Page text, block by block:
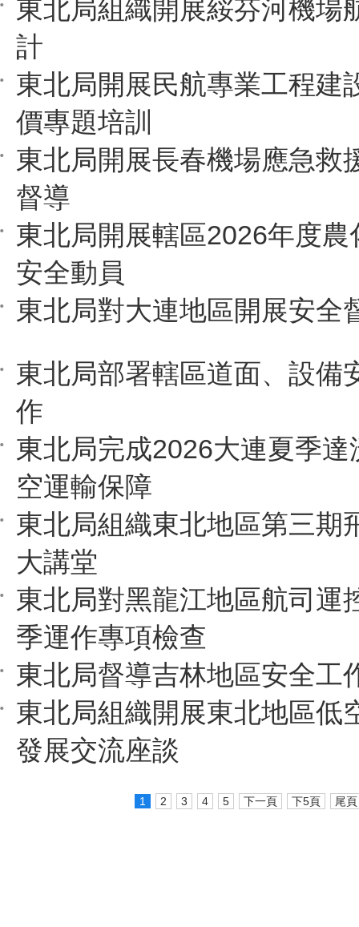
東北局組織開展綏芬河機場
計
東北局開展民航專業工程建
價專題培訓
東北局開展長春機場應急救
督導
東北局開展轄區2026年度農
安全動員
東北局對大連地區開展安全
東北局部署轄區道面、設備
作
東北局完成2026大連夏季達
空運輸保障
東北局組織東北地區第三期
大講堂
東北局對黑龍江地區航司運
季運作專項檢查
東北局督導吉林地區安全工
東北局組織開展東北地區低
發展交流座談
1 2 3 4 5 下一頁 下5頁 尾頁